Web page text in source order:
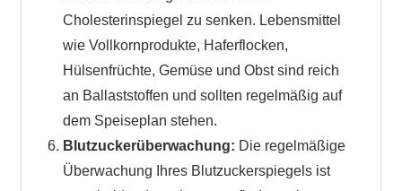
Cholesterinspiegel zu senken. Lebensmittel
wie Vollkornprodukte, Haferflocken,
Hülsenfrüchte, Gemüse und Obst sind reich
an Ballaststoffen und sollten regelmäßig auf
dem Speiseplan stehen.
Blutzuckerüberwachung: Die regelmäßige
Überwachung Ihres Blutzuckerspiegels ist